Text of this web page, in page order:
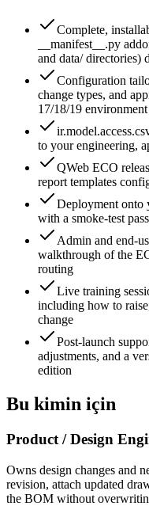
Complete,
__manifest__.py
and data/ directories)
Configuration
change types, and
17/18/19 environment
to your engineering,
QWeb ECO
report templates
Deployment onto
with a smoke-test
Admin and end-
walkthrough of the
routing
Live training
including how to
change
Post-launch
adjustments, and a
edition
Bu kimin için
Product / Design
Owns design changes and
revision, attach updated
the BOM without